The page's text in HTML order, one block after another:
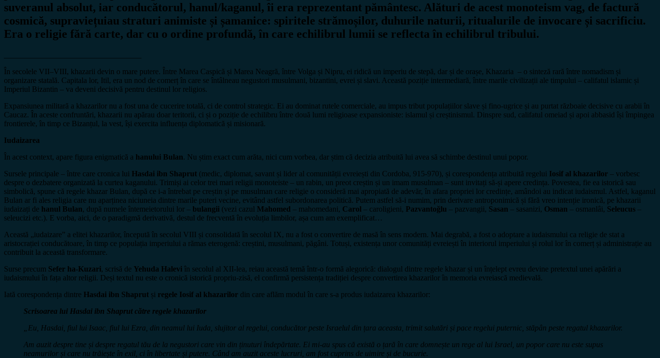
suveranul absolut, iar conducătorul, hanul/kaganul, îi era reprezentant pământesc. Alături de acest monoteism vag, de factură
cosmică, supraviețuiau straturi animiste și șamanice: spiritele strămoșilor, duhurile naturii, ritualurile de invocare și sacrificiu.
Era o religie fără carte, dar cu o ordine profundă, în care echilibrul lumii se reflecta în echilibrul tribului.
În secolele VII–VIII, khazarii devin o mare putere. Între Marea Caspică și Marea Neagră, între Volga și Nipru, ei ridică un imperiu de stepă, dar și de orașe, Khazaria – o sinteză rară între nomadism și
organizare statală. Capitala lor, Itil, era un nod de comerț în care se întâlneau negustori musulmani, bizantini, evrei și slavi. Această poziție intermediară, între marile civilizații ale timpului – califatul islamic și
Imperiul Bizantin – va deveni decisivă pentru destinul lor religios.
Expansiunea militară a khazarilor nu a fost una de cucerire totală, ci de control strategic. Ei au dominat rutele comerciale, au impus tribut populațiilor slave și fino-ugrice și au purtat războaie decisive cu arabii în
Caucaz. În aceste confruntări, khazarii nu apărau doar teritorii, ci și o poziție de echilibru între două lumi religioase expansioniste: islamul și creștinismul. Dinspre sud, califatul omeiad și apoi abbasid își împingea
frontierele, în timp ce Bizanțul, la vest, își exercita influența diplomatică și misionară.
Iudaizarea
În acest context, apare figura enigmatică a hanului Bulan. Nu știm exact cum arăta, nici cum vorbea, dar știm că decizia atribuită lui avea să schimbe destinul unui popor.
Sursele principale – între care cronica lui Hasdai ibn Shaprut (medic, diplomat, savant și lider al comunității evreiești din Cordoba, 915-970), și corespondența atribuită regelui Iosif al khazarilor – vorbesc
despre o dezbatere organizată la curtea kaganului. Trimiși ai celor trei mari religii monoteiste – un rabin, un preot creștin și un imam musulman – sunt invitați să-și apere credința. Povestea, fie ea istorică sau
simbolică, spune că regele khazar Bulan, după ce i-a întrebat pe creștin și pe musulman care religie o consideră mai apropiată de adevăr, în afara propriei lor credințe, amândoi au indicat iudaismul. Astfel, kaganul
Bulan ar fi ales religia care nu aparținea niciuneia dintre marile puteri vecine, evitând astfel subordonarea politică. Putem astfel să-i numim, prin derivare antroponimică și fără vreo intenție ironică, pe khazarii
iudaizați de hanul Bulan, după numele întemeietorului lor – bulangii (vezi cazul Mahomed – mahomedani, Carol – caroligieni, Pazvantoğlu – pazvangii, Sasan – sasanizi, Osman – osmanlâi, Seleucus –
seleucizi etc.). E vorba, aici, de o paradigmă derivativă, destul de frecventă în evoluția limbilor, așa cum am exemplificat…
Această „iudaizare” a elitei khazarilor, începută în secolul VIII și consolidată în secolul IX, nu a fost o convertire de masă în sens modern. Mai degrabă, a fost o adoptare a iudaismului ca religie de stat a
aristocrației conducătoare, în timp ce populația imperiului a rămas eterogenă: creștini, musulmani, păgâni. Totuși, existența unor comunități evreiești în interiorul imperiului și rolul lor în comerț și administrație au
contribuit la această transformare.
Surse precum Sefer ha-Kuzari, scrisă de Yehuda Halevi în secolul al XII-lea, reiau această temă într-o formă alegorică: dialogul dintre regele khazar și un înțelept evreu devine pretextul unei apărări a
iudaismului în fața altor religii. Deși textul nu este o cronică istorică propriu-zisă, el confirmă persistența tradiției despre convertirea khazarilor în memoria evreiască medievală.
Iată corespondența dintre Hasdai ibn Shaprut și regele Iosif al khazarilor din care aflăm modul în care s-a produs iudaizarea khazarilor:
Scrisoarea lui Hasdai ibn Shaprut către regele khazarilor
„Eu, Hasdai, fiul lui Isaac, fiul lui Ezra, din neamul lui Iuda, slujitor al regelui, conducător peste Israelul din țara aceasta, trimit salutări și pace regelui puternic, stăpân peste regatul khazarilor.
Am auzit despre tine și despre regatul tău de la negustori care vin din ținuturi îndepărtate. Ei mi-au spus că există o țară în care domnește un rege al lui Israel, un popor care nu este supus
neamurilor și care nu trăiește în exil, ci în libertate și putere. Când am auzit aceste lucruri, am fost cuprins de uimire și de bucurie.